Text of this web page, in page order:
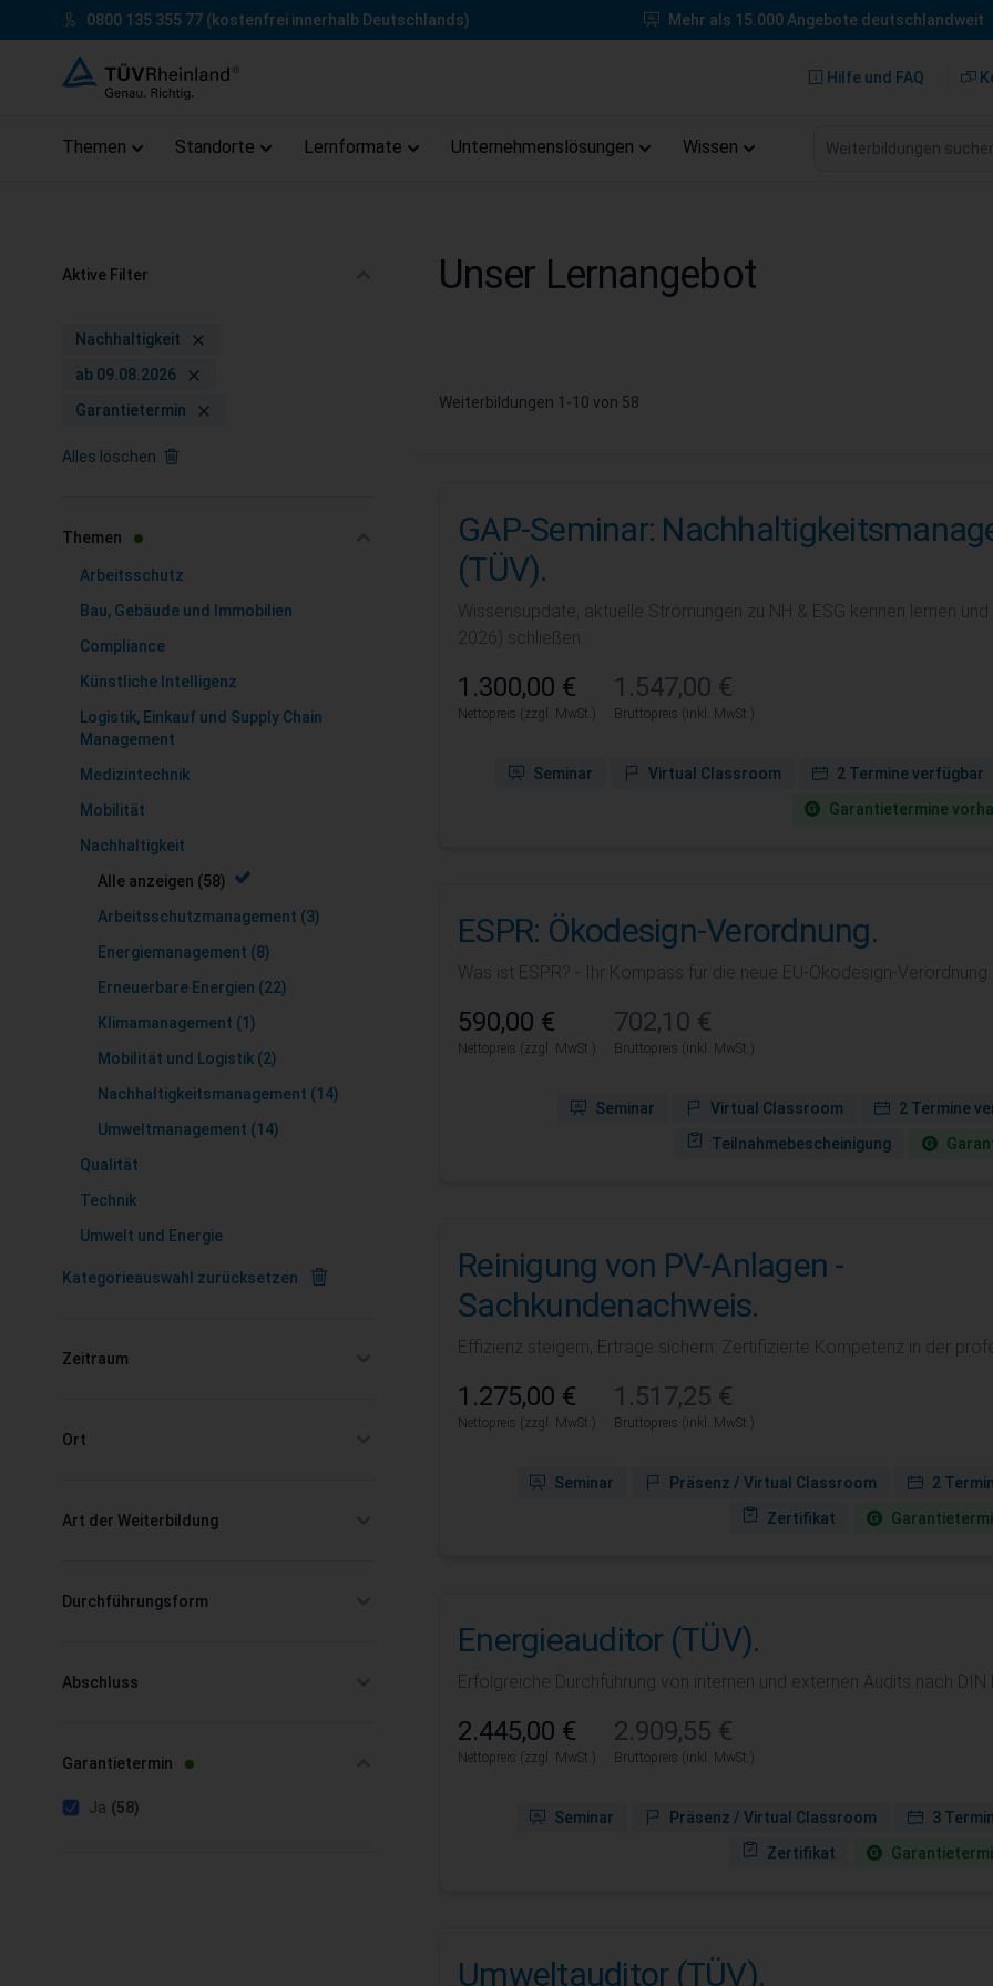
Zum Inhalt springen
0800 135 355 77 (kostenfrei innerhalb Deutschlands) Mehr als 15.000 Angebote deutschlandweit
Hilfe und FAQ
Themen Standorte Lernformate Unternehmenslösungen Wissen Weiterbildungen suchen
Unser Lernangebot
Weiterbildungen 1 -10 von 58
GAP-Seminar:
(TÜV).
Wissensupdate, aktuelle Strömungen zu NH & ESG kennen lernen
2026) schließen.
1.300,00 €
Nettopreis (zzgl. MwSt.)
1.547,00 €
Bruttopreis (inkl. MwSt.)
Seminar Virtual Classroom 2 Termine verfügbar
Garantie­termine
ESPR: Ökodesign-Verordnung.
Was ist ESPR? - Ihr Kompass für die neue EU-Ökodesign-Verordnung.
590,00 €
Nettopreis (zzgl. MwSt.)
702,10 €
Bruttopreis (inkl. MwSt.)
Seminar Virtual Classroom 2 Termine
Teilnahmebescheinigung
Reinigung von PV-Anlagen -
Sachkundenachweis.
Effizienz steigern, Erträge sichern: Zertifizierte Kompetenz in der
1.275,00 €
Nettopreis (zzgl. MwSt.)
1.517,25 €
Bruttopreis (inkl. MwSt.)
Seminar Präsenz / Virtual Classroom 2
Zertifikat
Energieauditor (TÜV).
Erfolgreiche Durchführung von internen und externen Audits nach DIN
2.445,00 €
Nettopreis (zzgl. MwSt.)
2.909,55 €
Bruttopreis (inkl. MwSt.)
Seminar Präsenz / Virtual Classroom 3
Zertifikat
Umweltauditor (TÜV).
Aktive Filter
Nachhaltigkeit
ab 09.08.2026
Garantietermin
Alles löschen
Themen filter
Arbeitsschutz
Bau, Gebäude und Immobilien
Compliance
Künstliche Intelligenz
Logistik, Einkauf und Supply Chain
Management
Medizintechnik
Mobilität
Nachhaltigkeit
Alle anzeigen (58)
Arbeitsschutzmanagement (3)
Energiemanagement (8)
Erneuerbare Energien (22)
Klimamanagement (1)
Mobilität und Logistik (2)
Nachhaltigkeitsmanagement (14)
Umweltmanagement (14)
Qualität
Technik
Umwelt und Energie
Kategorieauswahl zurücksetzen
Zeitraum
Ort
Art der Weiterbildung
Durchführungsform
Abschluss
Garantietermin filter
Ja (58)